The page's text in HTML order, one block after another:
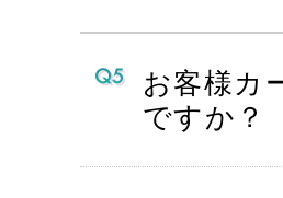
お客様カ
ですか？